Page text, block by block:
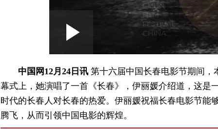
Play
Video
中国网12月24日讯 第十六届中国长春电影节期间
幕式上，她演唱了一首《长春》， 伊丽媛介绍道， 这是
时代的长春人对长春的热爱。 伊丽媛祝福长春电影节能
腾飞，从而引领中国电影的辉煌。